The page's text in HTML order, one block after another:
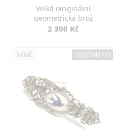
Velká oiriginální
geometrická brož
2 300 Kč
NOVÉ OBJEDNÁNO